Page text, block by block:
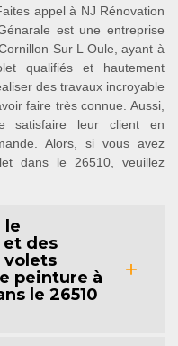
appel à NJ Rénovation
est une entreprise
Sur L Oule, ayant à
qualifiés et hautement
des travaux incroyable
faire très connue. Aussi,
satisfaire leur client en
Alors, si vous avez
dans le 26510, veuillez
le
et des
volets
peinture à
le 26510